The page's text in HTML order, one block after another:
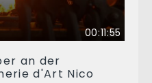
00:11:55
an der
d'Art Nico